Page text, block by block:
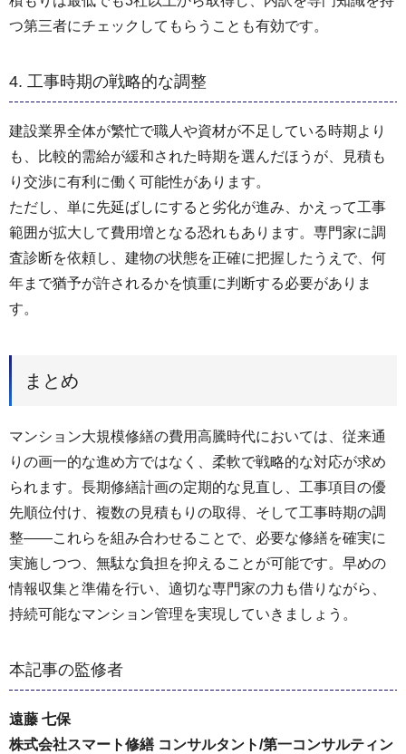
つ第三者にチェックしてもらうことも有効です。
4. 工事時期の戦略的な調整
建設業界全体が繁忙で職人や資材が不足している時期より
も、比較的需給が緩和された時期を選んだほうが、見積も
り交渉に有利に働く可能性があります。
ただし、単に先延ばしにすると劣化が進み、かえって工事
範囲が拡大して費用増となる恐れもあります。専門家に調
査診断を依頼し、建物の状態を正確に把握したうえで、何
年まで猶予が許されるかを慎重に判断する必要がありま
す。
まとめ
マンション大規模修繕の費用高騰時代においては、従来通
りの画一的な進め方ではなく、柔軟で戦略的な対応が求め
られます。長期修繕計画の定期的な見直し、工事項目の優
先順位付け、複数の見積もりの取得、そして工事時期の調
整——これらを組み合わせることで、必要な修繕を確実に
実施しつつ、無駄な負担を抑えることが可能です。早めの
情報収集と準備を行い、適切な専門家の力も借りながら、
持続可能なマンション管理を実現していきましょう。
本記事の監修者
遠藤 七保
株式会社スマート修繕 コンサルタント/第一コンサルティン